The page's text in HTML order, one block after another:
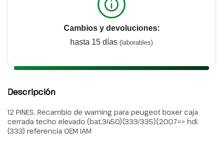
Cambios y devoluciones:
hasta 15 días (laborables)
Descripción
12 PINES. Recambio de warning para peugeot boxer caja
cerrada techo elevado (bat.3450)(333/335)(2007=> hdi
(333) referencia OEM IAM